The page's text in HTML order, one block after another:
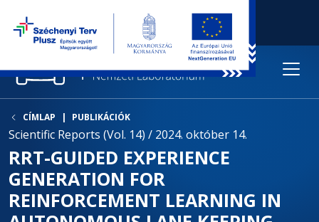
CÍMLAP PUBLIKÁCIÓK
Scientific Reports (Vol. 14) / 2024. október 14.
RRT-GUIDED EXPERIENCE
GENERATION FOR
REINFORCEMENT LEARNING IN